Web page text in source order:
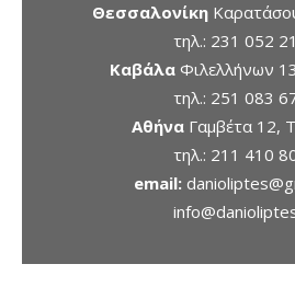
Θεσσαλονίκη
τηλ.: 231 052
ΚαβάλαΦιλελλήνων
τηλ.: 251 083
ΑθήναΓαμβέτα 12,
τηλ.: 211 410
email: